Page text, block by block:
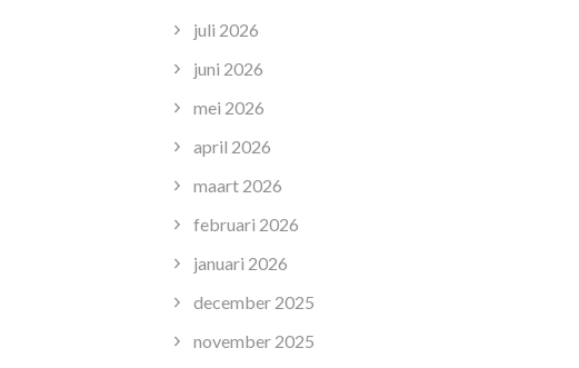
juli 2026
juni 2026
mei 2026
april 2026
maart 2026
februari 2026
januari 2026
december 2025
november 2025